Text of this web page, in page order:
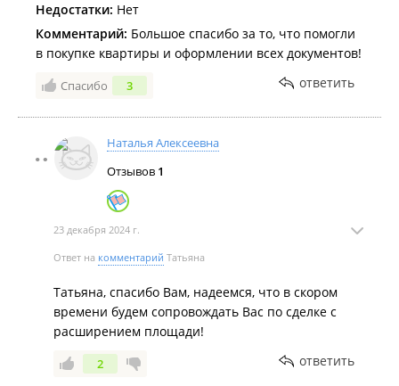
Недостатки: Нет
Комментарий: Большое спасибо за то, что помогли
в покупке квартиры и оформлении всех документов!
Спасибо 3 ответить
Наталья Алексеевна
Отзывов 1
23 декабря 2024 г.
Ответ на комментарий Татьяна
Татьяна, спасибо Вам, надеемся, что в скором
времени будем сопровождать Вас по сделке с
расширением площади!
2 ответить